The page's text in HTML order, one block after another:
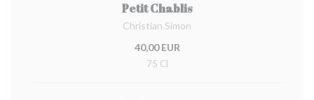
Petit Chablis
Christian Simon
40,00 EUR
75 Cl